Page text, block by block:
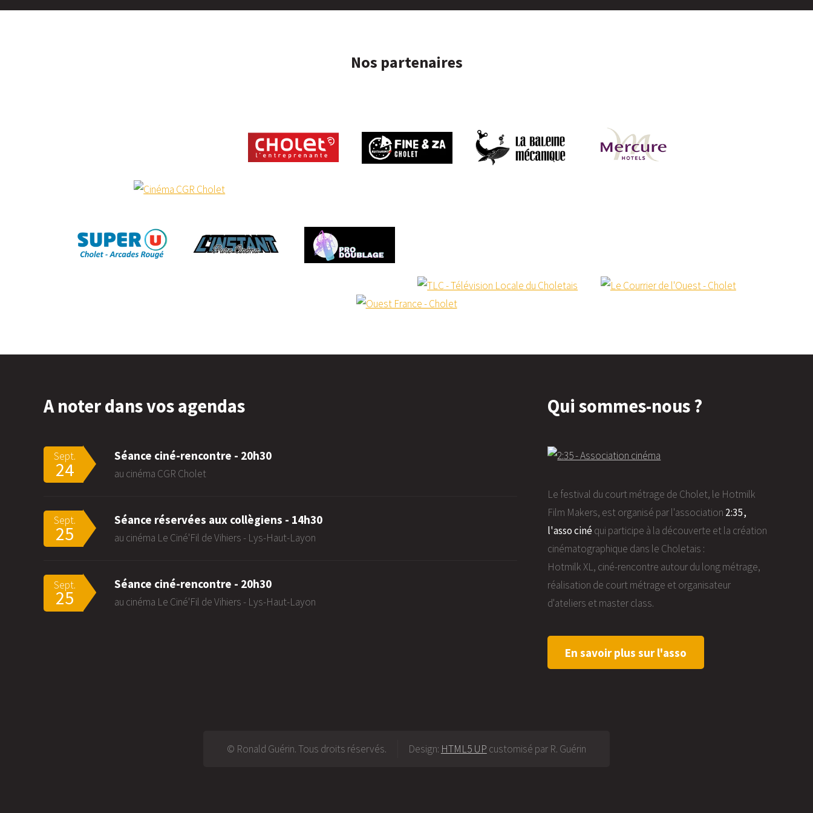
Nos partenaires
A noter dans vos agendas
Sept.
24
Séance ciné-rencontre - 20h30
au cinéma CGR Cholet
Sept.
25
Séance réservées aux collègiens - 14h30
au cinéma Le Ciné'Fil de Vihiers - Lys-Haut-Layon
Sept.
25
Séance ciné-rencontre - 20h30
au cinéma Le Ciné'Fil de Vihiers - Lys-Haut-Layon
Qui sommes-nous ?
Le festival du court métrage de Cholet, le Hotmilk
Film Makers, est organisé par l'association 2:35,
l'asso cinéqui participe à la découverte et la création
cinématographique dans le Choletais :
Hotmilk XL, ciné-rencontre autour du long métrage,
réalisation de court métrage et organisateur
d'ateliers et master class.
En savoir plus sur l'asso
© Ronald Guérin. Tous droits réservés. Design: HTML5 UP customisé par R. Guérin